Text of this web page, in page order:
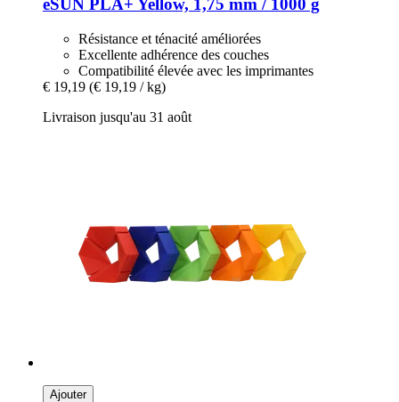
eSUN PLA+ Yellow, 1,75 mm / 1000 g
Résistance et ténacité améliorées
Excellente adhérence des couches
Compatibilité élevée avec les imprimantes
€ 19,19 (€ 19,19 / kg)
Livraison jusqu'au 31 août
Ajouter